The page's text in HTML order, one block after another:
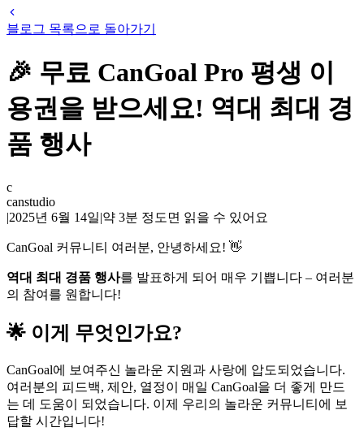
블로그 목록으로 돌아가기
🎉 무료 CanGoal Pro 평생 이
용권을 받으세요! 역대 최대 경
품 행사
c
canstudio
|2025년 6월 14일|약 3분 정도면 읽을 수 있어요
CanGoal 커뮤니티 여러분, 안녕하세요! 👋
역대 최대 경품 행사를 발표하게 되어 매우 기쁩니다 – 여러분
의 참여를 원합니다!
🌟 이게 무엇인가요?
CanGoal에 보여주신 놀라운 지원과 사랑에 압도되었습니다.
여러분의 피드백, 제안, 열정이 매일 CanGoal을 더 좋게 만드
는 데 도움이 되었습니다. 이제 우리의 놀라운 커뮤니티에 보
답할 시간입니다!